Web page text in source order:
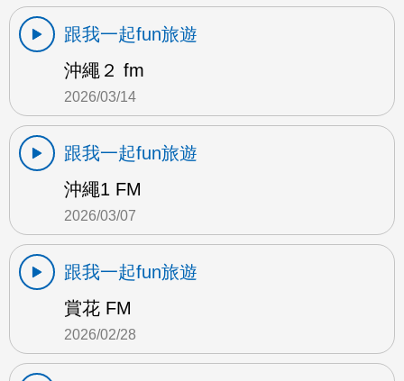
跟我一起fun旅遊
沖繩２ fm
2026/03/14
跟我一起fun旅遊
沖繩1 FM
2026/03/07
跟我一起fun旅遊
賞花 FM
2026/02/28